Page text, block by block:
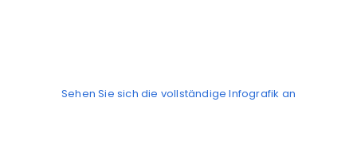
Sehen Sie sich die vollständige Infografik an